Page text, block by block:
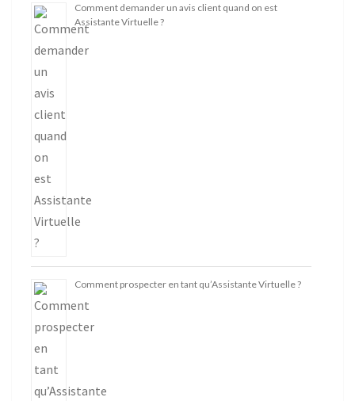
Comment demander un avis client quand on est
Assistante Virtuelle ?
Comment prospecter en tant qu’Assistante Virtuelle ?